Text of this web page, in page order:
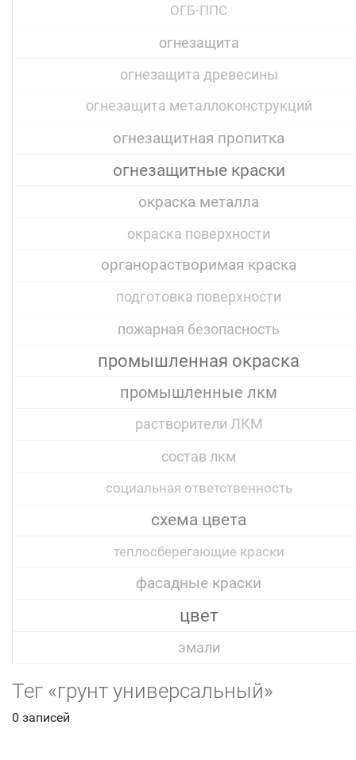
ОГБ-ППС
огнезащита
огнезащита древесины
огнезащита металлоконструкций
огнезащитная пропитка
огнезащитные краски
окраска металла
окраска поверхности
органорастворимая краска
подготовка поверхности
пожарная безопасность
промышленная окраска
промышленные лкм
растворители ЛКМ
состав лкм
социальная ответственность
схема цвета
теплосберегающие краски
фасадные краски
цвет
эмали
Тег «грунт универсальный»
0 записей